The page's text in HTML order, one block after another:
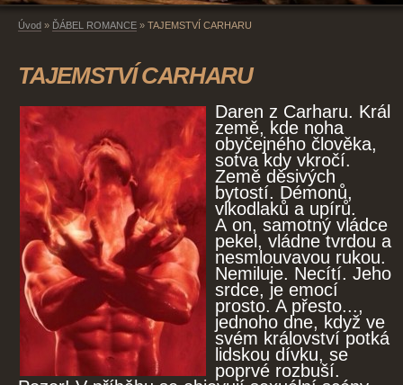
Úvod » ĎÁBEL ROMANCE » TAJEMSTVÍ CARHARU
TAJEMSTVÍ CARHARU
Daren z Carharu. Král
země, kde noha
obyčejného člověka,
sotva kdy vkročí.
Země děsivých
bytostí. Démonů,
vlkodlaků a upírů.
A on, samotný vládce
pekel, vládne tvrdou a
nesmlouvavou rukou.
Nemiluje. Necítí. Jeho
srdce, je emocí
prosto. A přesto...,
jednoho dne, když ve
svém království potká
lidskou dívku, se
poprvé rozbuší.